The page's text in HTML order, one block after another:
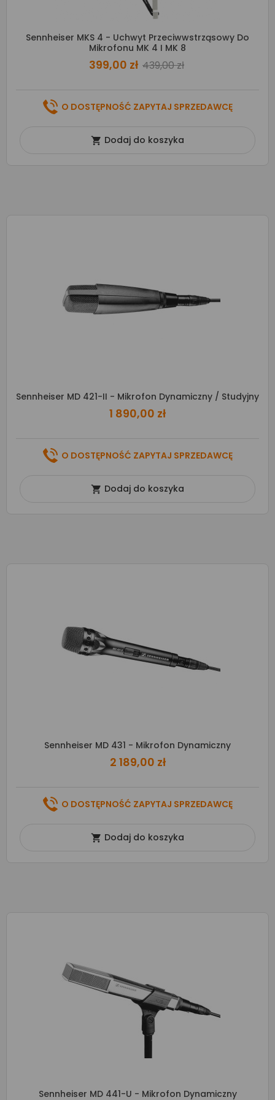
Sennheiser MKS 4 - Uchwyt Przeciwwstrząsowy Do
Mikrofonu MK 4 I MK 8
399,00 zł 439,00 zł
O DOSTĘPNOŚĆ ZAPYTAJ SPRZEDAWCĘ
 Dodaj do koszyka
Sennheiser MD 421-II - Mikrofon Dynamiczny / Studyjny
1 890,00 zł
O DOSTĘPNOŚĆ ZAPYTAJ SPRZEDAWCĘ
 Dodaj do koszyka
Sennheiser MD 431 - Mikrofon Dynamiczny
2 189,00 zł
O DOSTĘPNOŚĆ ZAPYTAJ SPRZEDAWCĘ
 Dodaj do koszyka
Sennheiser MD 441-U - Mikrofon Dynamiczny